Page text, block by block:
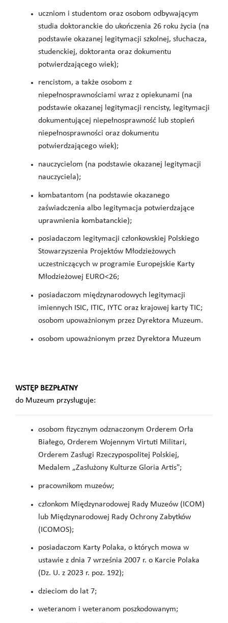
uczniom i studentom oraz osobom odbywającym
studia doktoranckie do ukończenia 26 roku życia (na
podstawie okazanej legitymacji szkolnej, słuchacza,
studenckiej, doktoranta oraz dokumentu
potwierdzającego wiek);
rencistom, a także osobom z
niepełnosprawnościami wraz z opiekunami (na
podstawie okazanej legitymacji rencisty, legitymacji
dokumentującej niepełnosprawność lub stopień
niepełnosprawności oraz dokumentu
potwierdzającego wiek);
nauczycielom (na podstawie okazanej legitymacji
nauczyciela);
kombatantom (na podstawie okazanego
zaświadczenia albo legitymacja potwierdzające
uprawnienia kombatanckie);
posiadaczom legitymacji członkowskiej Polskiego
Stowarzyszenia Projektów Młodzieżowych
uczestniczących w programie Europejskie Karty
Młodzieżowej EURO<26;
posiadaczom międzynarodowych legitymacji
imiennych ISIC, ITIC, IYTC oraz krajowej karty TIC;
osobom upoważnionym przez Dyrektora Muzeum.
osobom upoważnionym przez Dyrektora Muzeum
WSTĘP BEZPŁATNY
do Muzeum przysługuje:
osobom fizycznym odznaczonym Orderem Orła
Białego, Orderem Wojennym Virtuti Militari,
Orderem Zasługi Rzeczypospolitej Polskiej,
Medalem „Zasłużony Kulturze Gloria Artis";
pracownikom muzeów;
członkom Międzynarodowej Rady Muzeów (ICOM)
lub Międzynarodowej Rady Ochrony Zabytków
(ICOMOS);
posiadaczom Karty Polaka, o których mowa w
ustawie z dnia 7 września 2007 r. o Karcie Polaka
(Dz. U. z 2023 r. poz. 192);
dzieciom do lat 7;
weteranom i weteranom poszkodowanym;